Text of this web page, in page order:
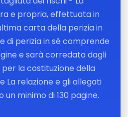
e propria, effettuata in
carta della perizia in
di perizia in sé comprende
e sarà corredata dagli
la costituzione della
La relazione e gli allegati
minimo di 130 pagine.